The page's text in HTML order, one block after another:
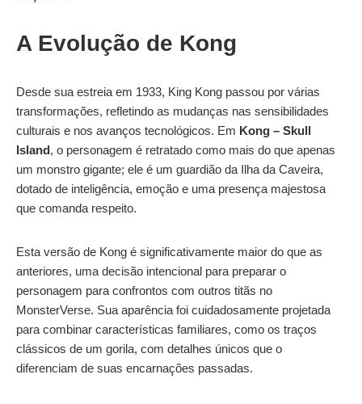
A Evolução de Kong
Desde sua estreia em 1933, King Kong passou por várias
transformações, refletindo as mudanças nas sensibilidades
culturais e nos avanços tecnológicos. Em Kong – Skull
Island, o personagem é retratado como mais do que apenas
um monstro gigante; ele é um guardião da Ilha da Caveira,
dotado de inteligência, emoção e uma presença majestosa
que comanda respeito.
Esta versão de Kong é significativamente maior do que as
anteriores, uma decisão intencional para preparar o
personagem para confrontos com outros titãs no
MonsterVerse. Sua aparência foi cuidadosamente projetada
para combinar características familiares, como os traços
clássicos de um gorila, com detalhes únicos que o
diferenciam de suas encarnações passadas.